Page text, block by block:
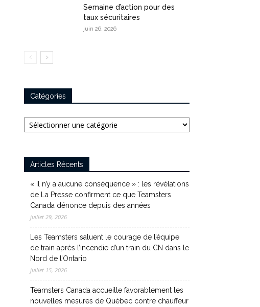
Semaine d’action pour des
taux sécuritaires
juin 26, 2026
Catégories
Catégories
Articles Récents
« Il n’y a aucune conséquence » : les révélations
de La Presse confirment ce que Teamsters
Canada dénonce depuis des années
juillet 29, 2026
Les Teamsters saluent le courage de l’équipe
de train après l’incendie d’un train du CN dans le
Nord de l’Ontario
juillet 15, 2026
Teamsters Canada accueille favorablement les
nouvelles mesures de Québec contre chauffeur